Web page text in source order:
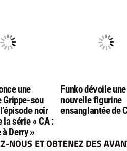
une
Grippe-sou
noir
la série « CA :
Derry »
Funko dévoile
nouvelle figurine
ensanglantée de
NOUS ET OBTENEZ DES